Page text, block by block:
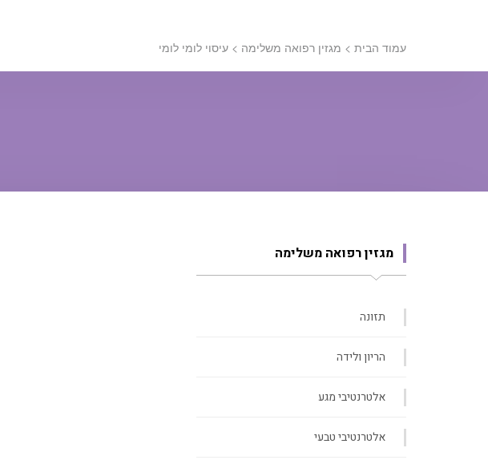
עמוד הבית > מגזין רפואה משלימה > עיסוי לומי לומי
מגזין רפואה משלימה
תזונה
הריון ולידה
אלטרנטיבי מגע
אלטרנטיבי טבעי